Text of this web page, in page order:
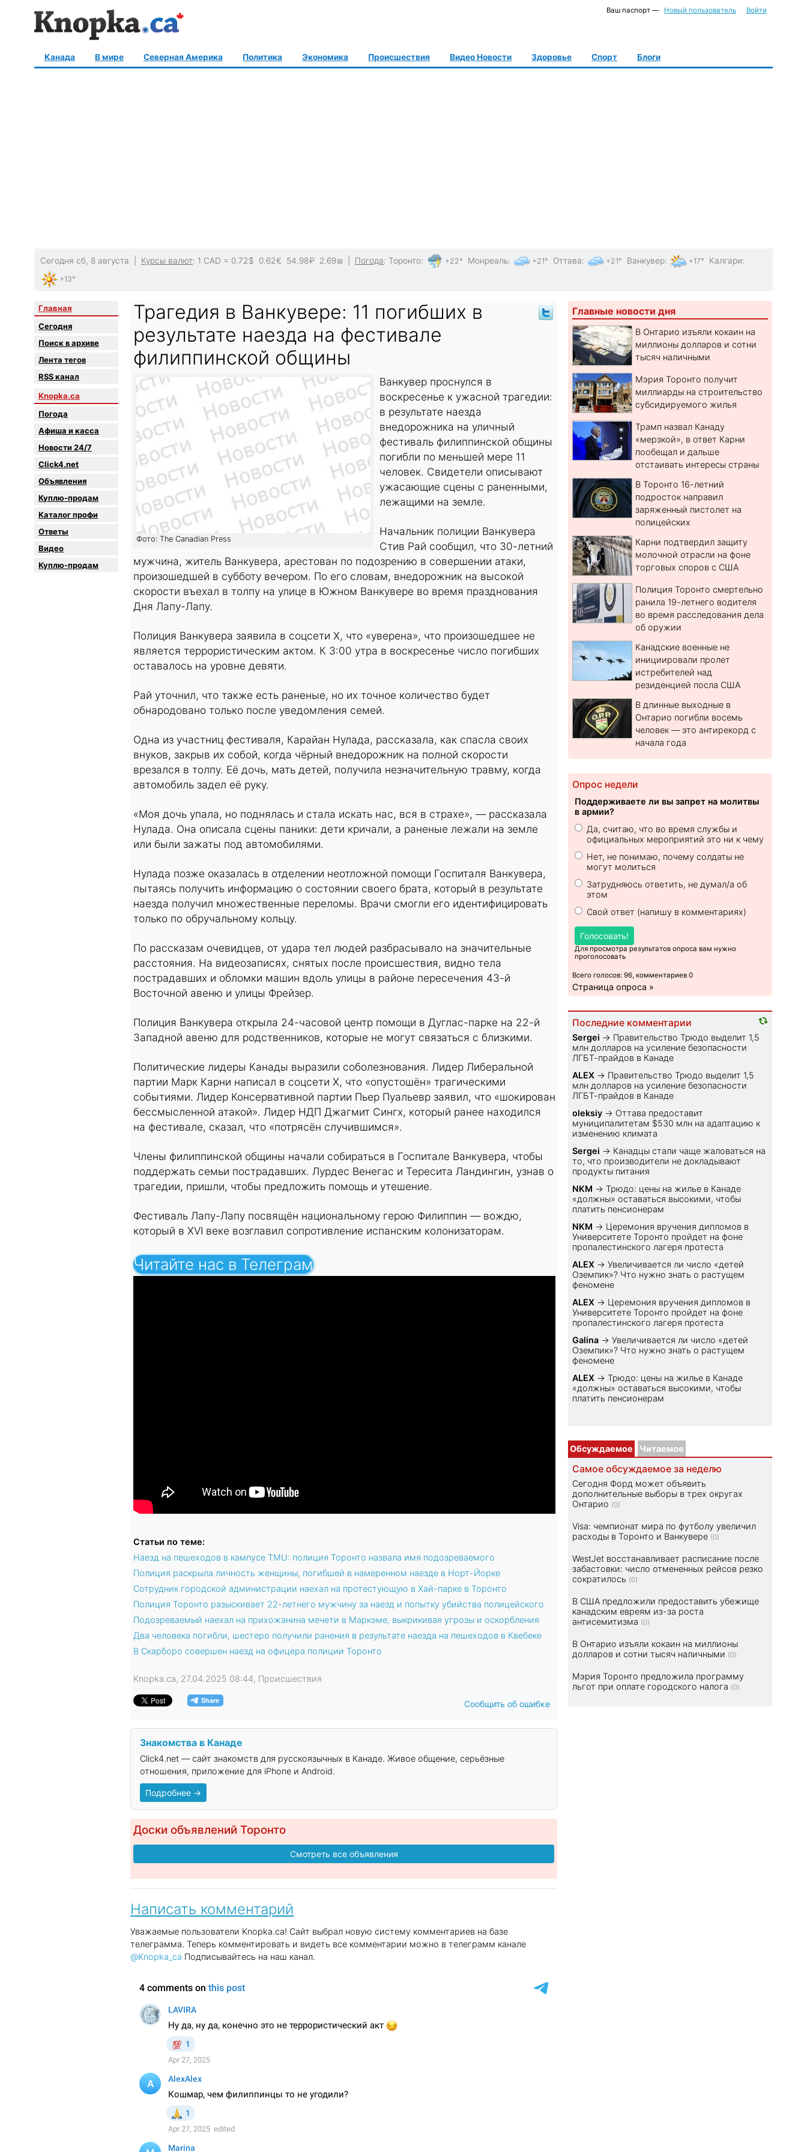
Ваш паспорт — Новый пользователь Войти
Канада В мире Северная Америка Политика Экономика Происшествия Видео Новости Здоровье Спорт Блоги
Сегодня сб, 8 августа | Курсы валют: 1 CAD = 0.72$ 0.62€ 54.98₽ 2.69₪ Погода: Торонто: +22° Монреаль: +21° Оттава: +21° Ванкувер: +17° Калгари:
+13°
Главная
Сегодня
Поиск в архиве
Лента тегов
RSS канал
Knopka.ca
Погода
Афиша и касса
Новости 24/7
Click4.net
Объявления
Куплю-продам
Каталог профи
Oтветы
Видео
Куплю-продам
Трагедия в Ванкувере: 11 погибших в
результате наезда на фестивале
филиппинской общины
Фото: The Canadian Press
Ванкувер проснулся в
воскресенье к ужасной трагедии:
в результате наезда
внедорожника на уличный
фестиваль филиппинской общины
погибли по меньшей мере 11
человек. Свидетели описывают
ужасающие сцены с раненными,
лежащими на земле.
Начальник полиции Ванкувера
Стив Рай сообщил, что 30-летний
мужчина, житель Ванкувера, арестован по подозрению в совершении атаки,
произошедшей в субботу вечером. По его словам, внедорожник на высокой
скорости въехал в толпу на улице в Южном Ванкувере во время празднования
Дня Лапу-Лапу.
Полиция Ванкувера заявила в соцсети X, что «уверена», что произошедшее не
является террористическим актом. К 3:00 утра в воскресенье число погибших
оставалось на уровне девяти.
Рай уточнил, что также есть раненые, но их точное количество будет
обнародовано только после уведомления семей.
Одна из участниц фестиваля, Карайан Нулада, рассказала, как спасла своих
внуков, закрыв их собой, когда чёрный внедорожник на полной скорости
врезался в толпу. Её дочь, мать детей, получила незначительную травму, когда
автомобиль задел её руку.
«Моя дочь упала, но поднялась и стала искать нас, вся в страхе», — рассказала
Нулада. Она описала сцены паники: дети кричали, а раненые лежали на земле
или были зажаты под автомобилями.
Нулада позже оказалась в отделении неотложной помощи Госпиталя Ванкувера,
пытаясь получить информацию о состоянии своего брата, который в результате
наезда получил множественные переломы. Врачи смогли его идентифицировать
только по обручальному кольцу.
По рассказам очевидцев, от удара тел людей разбрасывало на значительные
расстояния. На видеозаписях, снятых после происшествия, видно тела
пострадавших и обломки машин вдоль улицы в районе пересечения 43-й
Восточной авеню и улицы Фрейзер.
Полиция Ванкувера открыла 24-часовой центр помощи в Дуглас-парке на 22-й
Западной авеню для родственников, которые не могут связаться с близкими.
Политические лидеры Канады выразили соболезнования. Лидер Либеральной
партии Марк Карни написал в соцсети X, что «опустошён» трагическими
событиями. Лидер Консервативной партии Пьер Пуальевр заявил, что «шокирован
бессмысленной атакой». Лидер НДП Джагмит Сингх, который ранее находился
на фестивале, сказал, что «потрясён случившимся».
Члены филиппинской общины начали собираться в Госпитале Ванкувера, чтобы
поддержать семьи пострадавших. Лурдес Венегас и Тересита Ландингин, узнав о
трагедии, пришли, чтобы предложить помощь и утешение.
Фестиваль Лапу-Лапу посвящён национальному герою Филиппин — вождю,
который в XVI веке возглавил сопротивление испанским колонизаторам.
Читайте нас в Телеграм
Статьи по теме:
Наезд на пешеходов в кампусе TMU: полиция Торонто назвала имя подозреваемого
Полиция раскрыла личность женщины, погибшей в намеренном наезде в Норт-Йорке
Сотрудник городской администрации наехал на протестующую в Хай-парке в Торонто
Полиция Торонто разыскивает 22-летнего мужчину за наезд и попытку убийства полицейского
Подозреваемый наехал на прихожанина мечети в Маркэме, выкрикивая угрозы и оскорбления
Два человека погибли, шестеро получили ранения в результате наезда на пешеходов в Квебеке
В Скарборо совершен наезд на офицера полиции Торонто
Knopka.ca, 27.04.2025 08:44, Происшествия
Сообщить об ошибке
Знакомства в Канаде
Click4.net — сайт знакомств для русскоязычных в Канаде. Живое общение, серьёзные
отношения, приложение для iPhone и Android.
Подробнее →
Доски объявлений Торонто
Смотреть все объявления
Написать комментарий
Уважаемые пользователи Knopka.ca! Сайт выбрал новую систему комментариев на базе
телеграмма. Теперь комментировать и видеть все комментарии можно в телеграмм канале
@Knopka_ca Подписывайтесь на наш канал.
Главные новости дня
В Онтарио изъяли кокаин на
миллионы долларов и сотни
тысяч наличными
Мэрия Торонто получит
миллиарды на строительство
субсидируемого жилья
Трамп назвал Канаду
«мерзкой», в ответ Карни
пообещал и дальше
отстаивать интересы страны
В Торонто 16-летний
подросток направил
заряженный пистолет на
полицейских
Карни подтвердил защиту
молочной отрасли на фоне
торговых споров с США
Полиция Торонто смертельно
ранила 19-летнего водителя
во время расследования дела
об оружии
Канадские военные не
инициировали пролет
истребителей над
резиденцией посла США
В длинные выходные в
Онтарио погибли восемь
человек — это антирекорд с
начала года
Опрос недели
Поддерживаете ли вы запрет на молитвы
в армии?
Да, считаю, что во время службы и
официальных мероприятий это ни к чему
Нет, не понимаю, почему солдаты не
могут молиться
Затрудняюсь ответить, не думал/а об
этом
Свой ответ (напишу в комментариях)
Голосовать!
Для просмотра результатов опроса вам нужно
проголосовать
Всего голосов: 96, комментариев 0
Страница опроса »
Последние комментарии
Sеrgei → Правительство Трюдо выделит 1,5
млн долларов на усиление безопасности
ЛГБТ-прайдов в Канаде
ALEX → Правительство Трюдо выделит 1,5
млн долларов на усиление безопасности
ЛГБТ-прайдов в Канаде
oleksiy → Оттава предоставит
муниципалитетам $530 млн на адаптацию к
изменению климата
Sеrgei → Канадцы стали чаще жаловаться на
то, что производители не докладывают
продукты питания
NKM →Трюдо: цены на жилье в Канаде
«должны» оставаться высокими, чтобы
платить пенсионерам
NKM → Церемония вручения дипломов в
Университете Торонто пройдет на фоне
пропалестинского лагеря протеста
ALEX →Увеличивается ли число «детей
Оземпик»? Что нужно знать о растущем
феномене
ALEX → Церемония вручения дипломов в
Университете Торонто пройдет на фоне
пропалестинского лагеря протеста
Galina →Увеличивается ли число «детей
Оземпик»? Что нужно знать о растущем
феномене
ALEX →Трюдо: цены на жилье в Канаде
«должны» оставаться высокими, чтобы
платить пенсионерам
Обсуждаемое Читаемое
Самое обсуждаемое за неделю
Сегодня Форд может объявить
дополнительные выборы в трех округах
Онтарио (0)
Visa: чемпионат мира по футболу увеличил
расходы в Торонто и Ванкувере (0)
WestJet восстанавливает расписание после
забастовки: число отмененных рейсов резко
сократилось (0)
В США предложили предоставить убежище
канадским евреям из-за роста
антисемитизма (0)
В Онтарио изъяли кокаин на миллионы
долларов и сотни тысяч наличными (0)
Мэрия Торонто предложила программу
льгот при оплате городского налога (0)